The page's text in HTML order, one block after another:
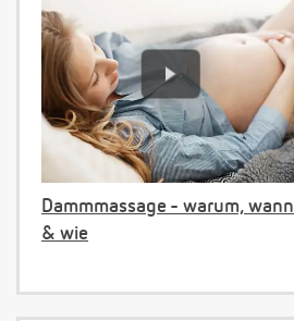
Dammmassage - warum, wann
& wie